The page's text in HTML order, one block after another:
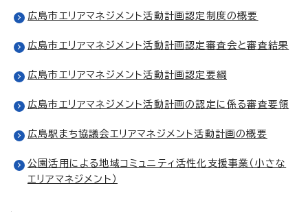
広島市エリアマネジメント活動計画認定制度の概要
広島市エリアマネジメント活動計画認定審査会と審査結果
広島市エリアマネジメント活動計画認定要綱
広島市エリアマネジメント活動計画の認定に係る審査要領
広島駅まち協議会エリアマネジメント活動計画の概要
公園活用による地域コミュニティ活性化支援事業（小さな
エリアマネジメント）